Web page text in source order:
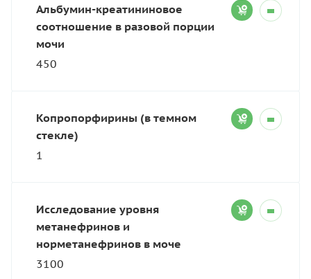
Альбумин-креатининовое
соотношение в разовой порции
мочи
450
Копропорфирины (в темном
стекле)
1
Исследование уровня
метанефринов и
норметанефринов в моче
3100